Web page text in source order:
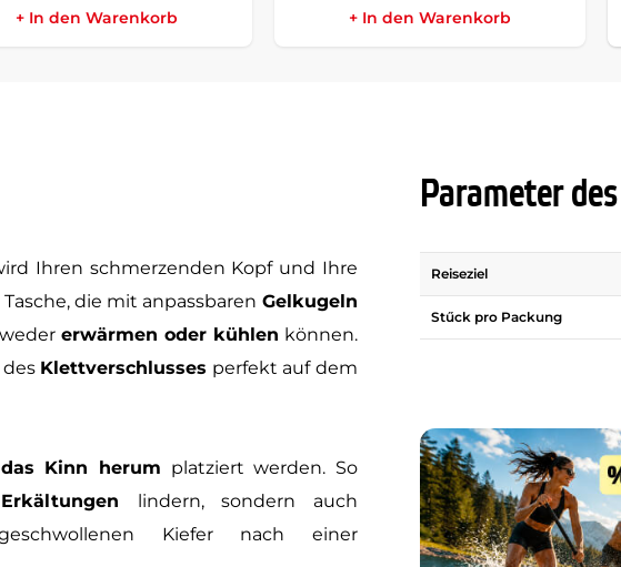
+ In den Warenkorb + In den Warenkorb
Ihren schmerzenden Kopf und Ihre
die mit anpassbaren Gelkugeln
erwärmen oder kühlen können.
Klettverschlusses perfekt auf dem
Kinn herum platziert werden. So
lindern, sondern auch
Kiefer nach einer
Parameter
Reiseziel
Stűck pro Packung